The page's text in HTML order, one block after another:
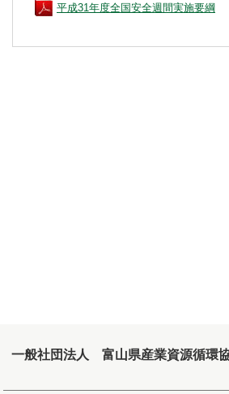
平成31年度全国安全週間実施要綱
一般社団法人 富山県産業資源循環